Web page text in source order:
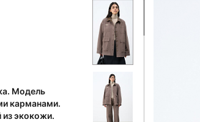
Модель
карманами.
из экокожи.